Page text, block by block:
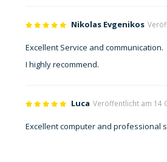
Nikolas Evgenikos
Excellent Service and communication.
I highly recommend.
Luca Veröffentlicht am 14
Excellent computer and professional